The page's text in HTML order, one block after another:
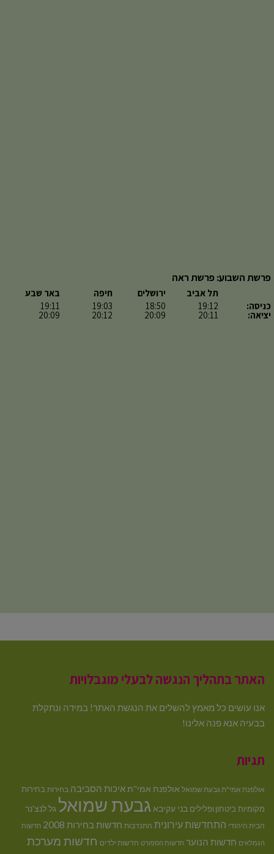
פרשת השבוע: פרשת ראה
כניסה:
יציאה:
תל אביב
19:12
20:11
ירושלים
18:50
20:09
חיפה
19:03
20:12
באר שבע
19:11
20:09
האתר בתהליך הנגשה לבעלי מוגבלויות
אנו עושים כל מאמץ להשלים את הנגשת האתר! במידה ונתקלת
בבעיה אנא פנה אלינו!
תגיות
אולפנת אמי"ת גבעת שמואל אולפנת אמי''תאיכות הסביבה בחירות בחירות
מקומיותביטחון ופלילים בני עקיבא גבעת שמואל גל לנצ'נר
הבית היהודי התחדשות עירונית התנדבות חדשות בחירות 2008 חדשות
הגמלאים חדשות הנוער חדשות הספורט חדשות ילדים חדשות מערכת